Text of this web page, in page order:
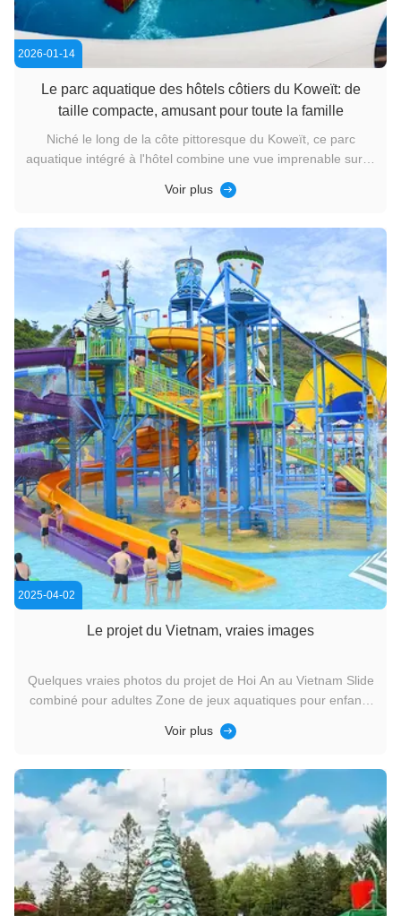
2026-01-14
Le parc aquatique des hôtels côtiers du Koweït: de
taille compacte, amusant pour toute la famille
Niché le long de la côte pittoresque du Koweït, ce parc
aquatique intégré à l'hôtel combine une vue imprenable sur la
vacances sans faille pour les voyageurs de tous âgesBien
poign...
Voir plus
2025-04-02
Le projet du Vietnam, vraies images
Quelques vraies photos du projet de Hoi An au Vietnam Slide
combiné pour adultes Zone de jeux aquatiques pour enfants
différents groupes d'âge.Ici, vous pouvez certainement
cet ...
Voir plus